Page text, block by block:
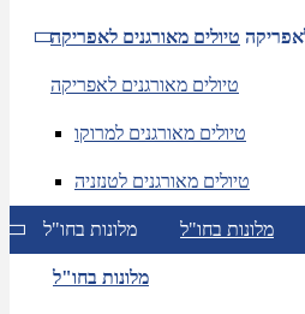
טיולים מאורגנים לאפריקה
טיולים מאורגנים לאפריקה
טיולים מאורגנים למרוקו
טיולים מאורגנים לטנזניה
מלונות בחו"ל מלונות בחו"ל
מלונות בחו"ל